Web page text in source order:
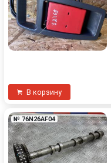
В корзину
№ 76N26AF04